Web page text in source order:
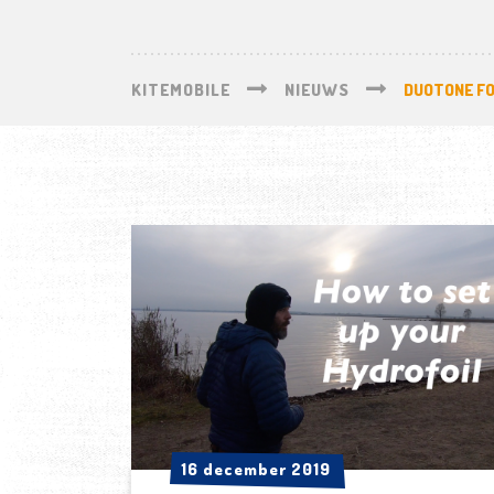
KITEMOBILE NIEUWS DUOTONE
16 december 2019
16 december 2019